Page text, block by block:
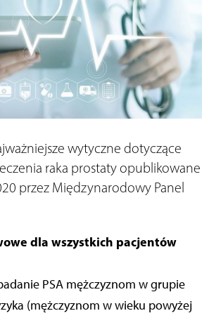
wytyczne dotyczące
raka prostaty opublikowane
przez Międzynarodowy Panel
dla wszystkich pacjentów
PSA mężczyznom w grupie
(mężczyznom w wieku powyżej